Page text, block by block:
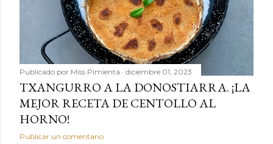
Publicado por Miss Pimienta diciembre 01, 2023
TXANGURRO A LA DONOSTIARRA. ¡LA
MEJOR RECETA DE CENTOLLO AL
HORNO!
Publicar un comentario